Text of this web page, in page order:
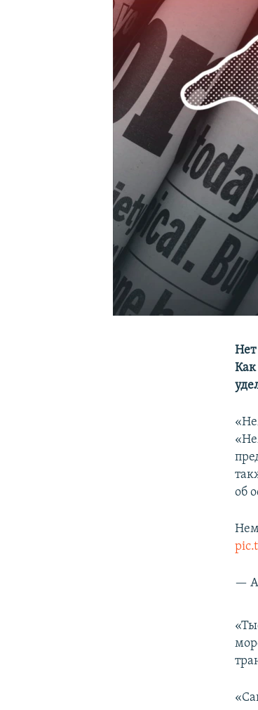
КРЫМ.НЕПОКОРЕННЫЙ
УКРАИНСКАЯ ПРОБЛЕМА КРЫМА
Нет
Как
об
—